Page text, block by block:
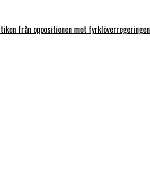
från oppositionen mot fyrklöverregeringen